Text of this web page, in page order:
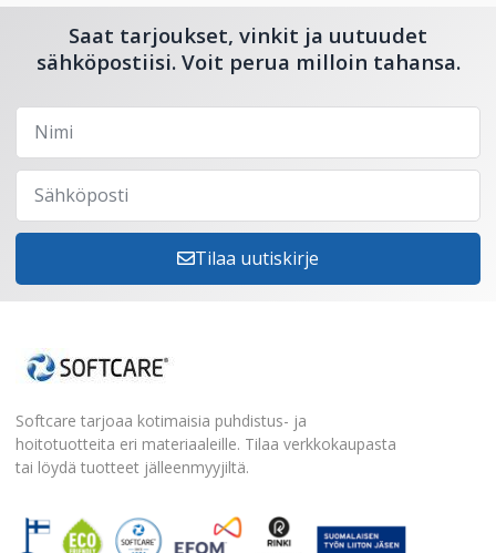
Saat tarjoukset, vinkit ja uutuudet
sähköpostiisi. Voit perua milloin tahansa.
Tilaa uutiskirje
Softcare tarjoaa kotimaisia puhdistus- ja
hoitotuotteita eri materiaaleille. Tilaa verkkokaupasta
tai löydä tuotteet jälleenmyyjiltä.